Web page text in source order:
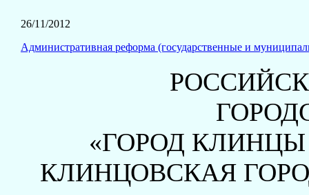
26/11/2012
Административная реформа (государственные и
«ГОРОД
КЛИНЦОВСКАЯ